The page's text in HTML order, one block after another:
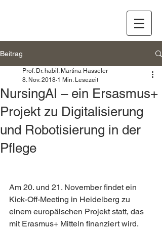
Beitrag
NursingAI – ein Ersasmus+
Projekt zu Digitalisierung
und Robotisierung in der
Pflege
Prof. Dr. habil. Martina Hasseler
8. Nov. 2018 1 Min. Lesezeit
Am 20. und 21. November findet ein
Kick-Off-Meeting in Heidelberg zu
einem europäischen Projekt statt, das
mit Erasmus+ Mitteln finanziert wird.